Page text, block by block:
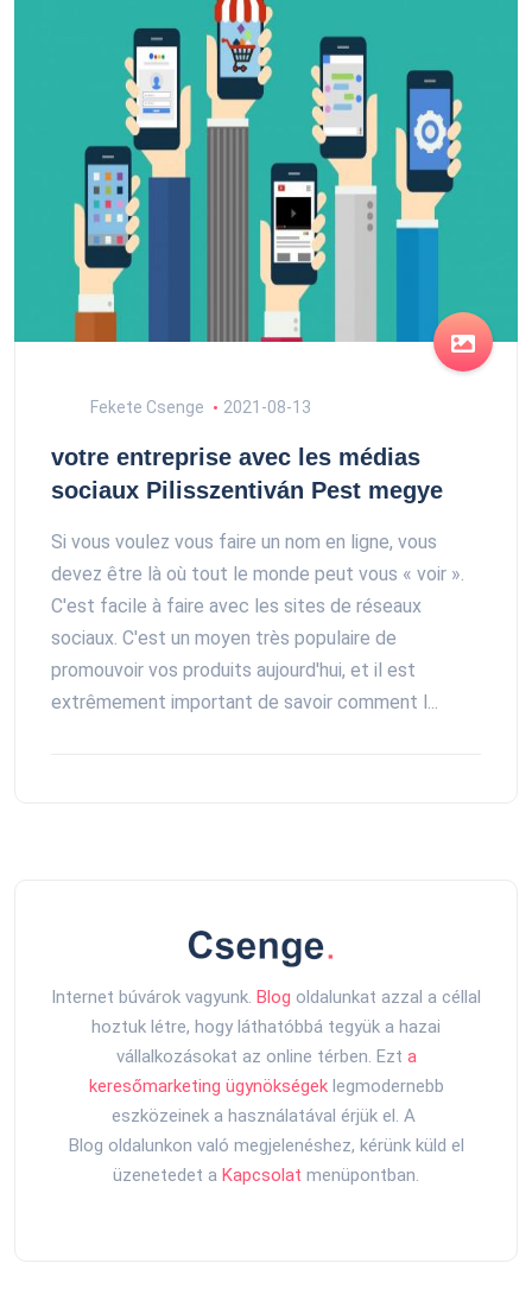
Fekete Csenge 2021-08-13
votre entreprise avec les médias
sociaux Pilisszentiván Pest megye
Si vous voulez vous faire un nom en ligne, vous
devez être là où tout le monde peut vous « voir ».
C'est facile à faire avec les sites de réseaux
sociaux. C'est un moyen très populaire de
promouvoir vos produits aujourd'hui, et il est
extrêmement important de savoir comment l...
Internet búvárok vagyunk. Blog oldalunkat azzal a céllal
hoztuk létre, hogy láthatóbbá tegyük a hazai
vállalkozásokat az online térben. Ezt a
keresőmarketing ügynökségeklegmodernebb
eszközeinek a használatával érjük el. A
Blog oldalunkon való megjelenéshez, kérünk küld el
üzenetedet a Kapcsolat menüpontban.